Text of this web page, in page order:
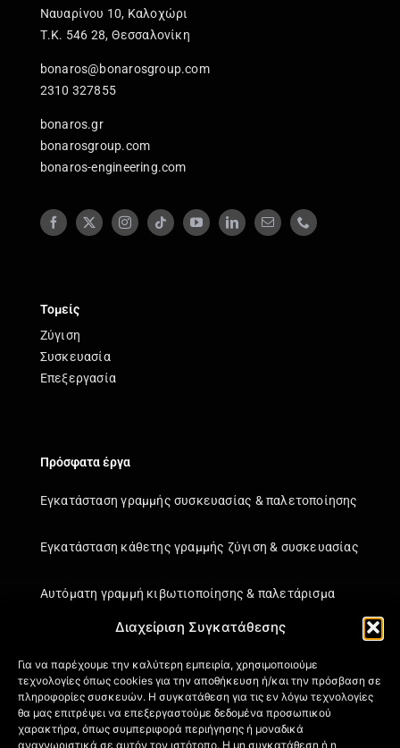
Διαχείριση Συγκατάθεσης
Για να παρέχουμε την καλύτερη εμπειρία, χρησιμοποιούμε
τεχνολογίες όπως cookies για την αποθήκευση ή/και την πρόσβαση σε
πληροφορίες συσκευών. Η συγκατάθεση για τις εν λόγω τεχνολογίες
θα μας επιτρέψει να επεξεργαστούμε δεδομένα προσωπικού
χαρακτήρα, όπως συμπεριφορά περιήγησης ή μοναδικά
αναγνωριστικά σε αυτόν τον ιστότοπο. Η μη συγκατάθεση ή η
Ναυαρίνου 10, Καλοχώρι
Τ.Κ. 546 28, Θεσσαλονίκη
bonaros@bonarosgroup.com
2310 327855
bonaros.gr
bonarosgroup.com
bonaros-engineering.com
Τομείς
Ζύγιση
Συσκευασία
Επεξεργασία
Πρόσφατα έργα
Εγκατάσταση γραμμής συσκευασίας & παλετοποίησης
Εγκατάσταση κάθετης γραμμής ζύγιση & συσκευασίας
Αυτόματη γραμμή κιβωτιοποίησης & παλετάρισμα
Πληροφορίες
Πιστοποιήσεις